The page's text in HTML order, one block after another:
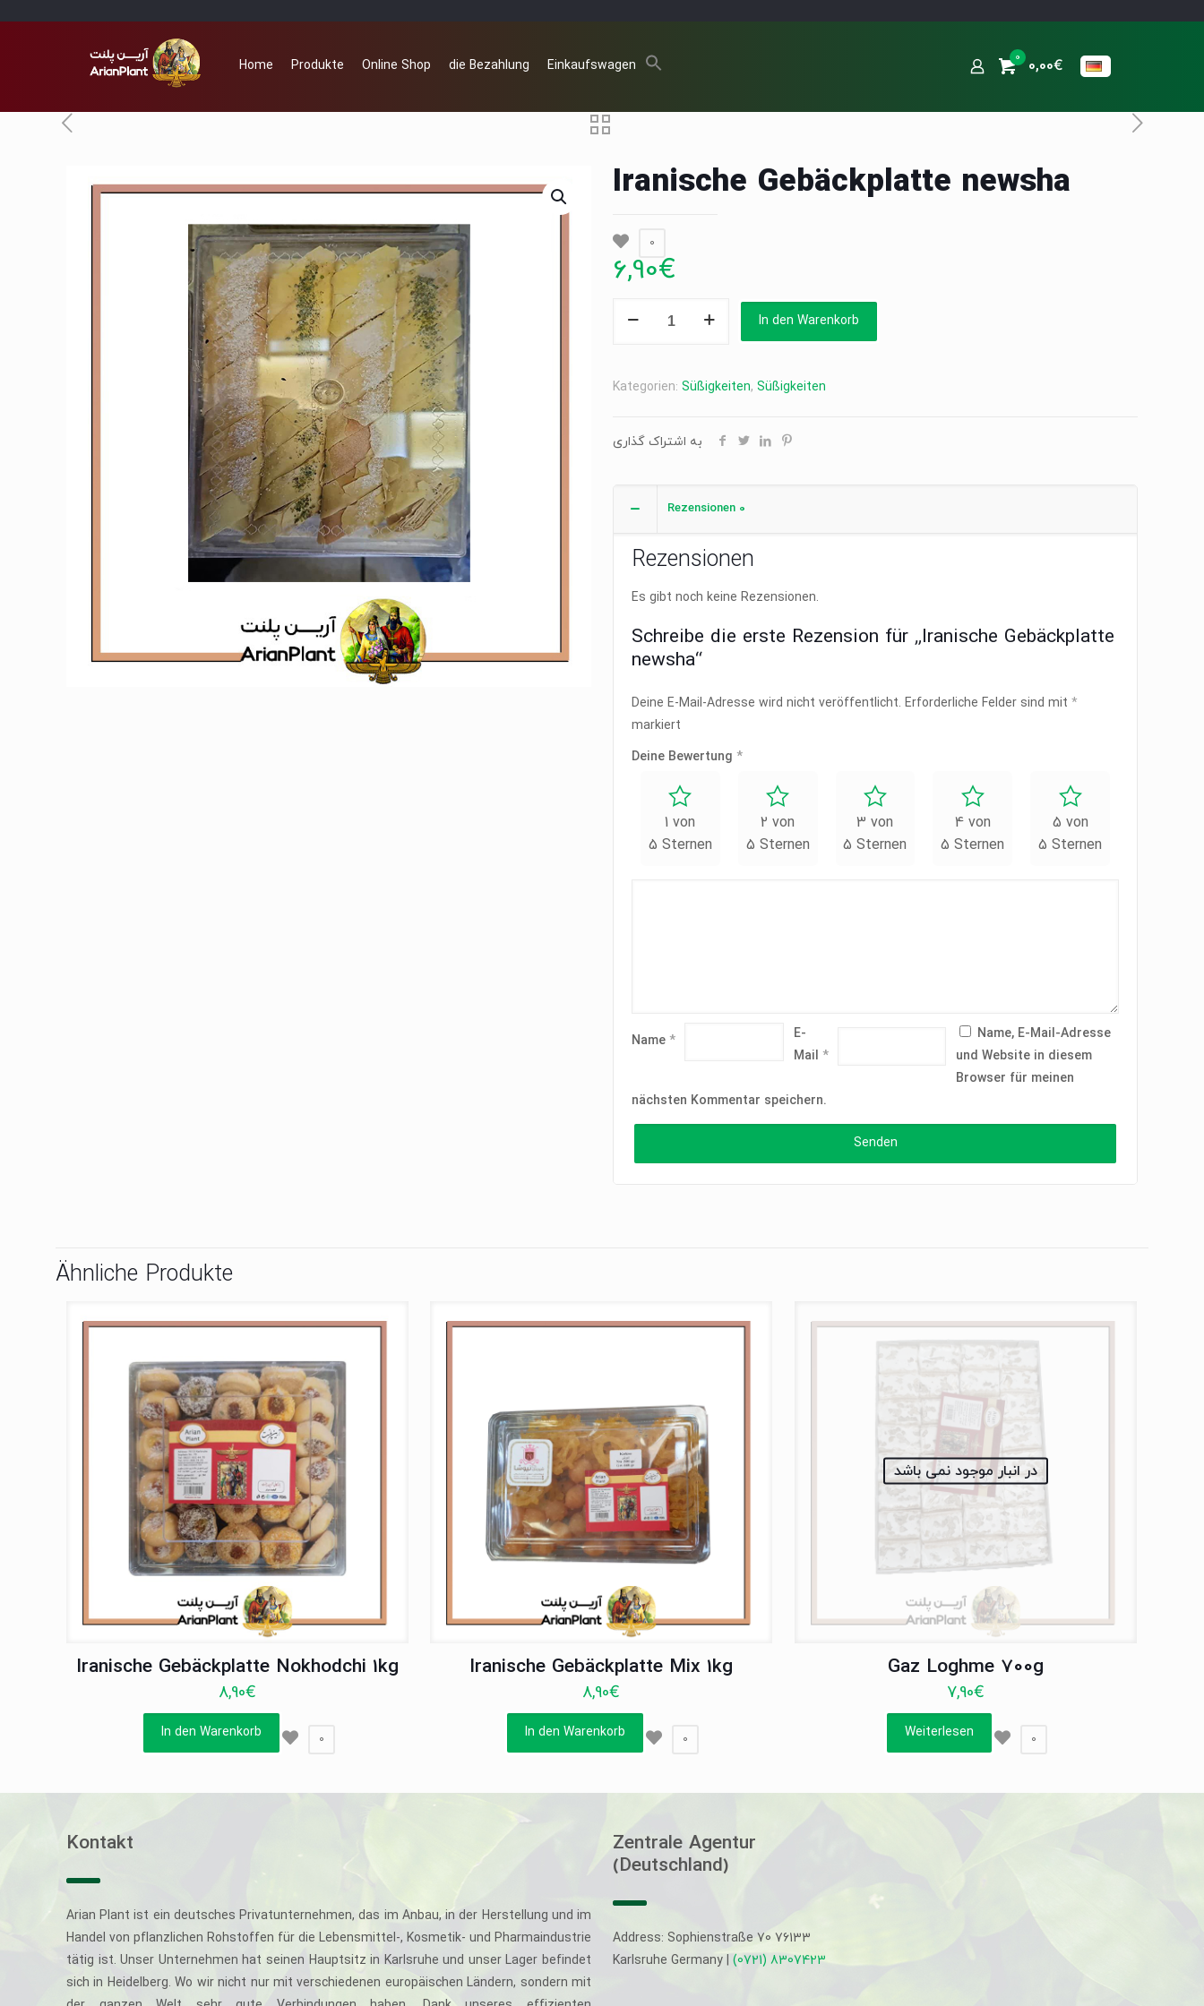
Home Produkte Online Shop die Bezahlung Einkaufswagen 0 0,00€
Iranische Gebäckplatte newsha
0
6,90€
Gebäckplatte
In den Warenkorb
Kategorien: Süßigkeiten, Süßigkeiten
به اشتراک گذاری
Rezensionen 0
Rezensionen
Es gibt noch keine Rezensionen.
Schreibe die erste Rezension für „Iranische Gebäckplatte
newsha“
Deine E-Mail-Adresse wird nicht veröffentlicht. Erforderliche Felder sind mit *
markiert
Deine Bewertung *
1 von
5 Sternen
2 von
5 Sternen
3 von
5 Sternen
4 von
5 Sternen
5 von
5 Sternen
Name *
E-
Mail*
Name, E-Mail-Adresse
und Website in diesem
Browser für meinen
nächsten Kommentar speichern.
Ähnliche Produkte
Iranische Gebäckplatte Nokhodchi 1kg
8,90€
In den Warenkorb 0
Iranische Gebäckplatte Mix 1kg
8,90€
In den Warenkorb 0
در انبار موجود نمی باشد
Gaz Loghme 700g
7,90€
Weiterlesen 0
Kontakt
Arian Plant ist ein deutsches Privatunternehmen, das im Anbau, in der Herstellung und im
Handel von pflanzlichen Rohstoffen für die Lebensmittel-, Kosmetik- und Pharmaindustrie
tätig ist. Unser Unternehmen hat seinen Hauptsitz in Karlsruhe und unser Lager befindet
sich in Heidelberg. Wo wir nicht nur mit verschiedenen europäischen Ländern, sondern mit
Zentrale Agentur
(Deutschland)
Address: Sophienstraße 70 76133
Karlsruhe Germany | (0721) 8307423